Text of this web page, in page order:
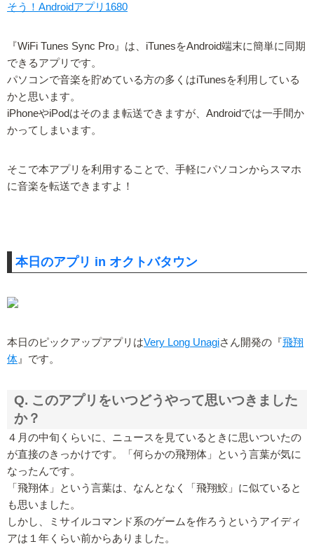
そう！Androidアプリ1680
『WiFi Tunes Sync Pro』は、iTunesをAndroid端末に簡単に同期
できるアプリです。
パソコンで音楽を貯めている方の多くはiTunesを利用している
かと思います。
iPhoneやiPodはそのまま転送できますが、Androidでは一手間か
かってしまいます。
そこで本アプリを利用することで、手軽にパソコンからスマホ
に音楽を転送できますよ！
本日のアプリ in オクトバタウン
本日のピックアップアプリはVery Long Unagiさん開発の『飛翔
体 』です。
Q. このアプリをいつどうやって思いつきました
か？
４月の中旬くらいに、ニュースを見ているときに思いついたの
が直接のきっかけです。「何らかの飛翔体」という言葉が気に
なったんです。
「飛翔体」という言葉は、なんとなく「飛翔鮫」に似ていると
も思いました。
しかし、ミサイルコマンド系のゲームを作ろうというアイディ
アは１年くらい前からありました。